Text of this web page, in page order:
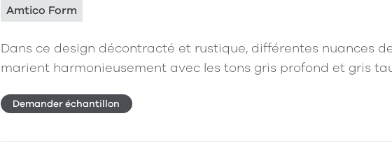
Amtico Form
Dans ce design décontracté et rustique, différentes nuances
marient harmonieusement avec les tons gris profond et gris
Demander échantillon